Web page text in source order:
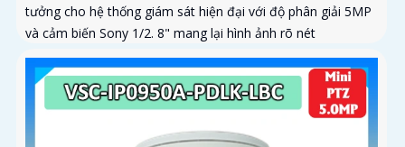
tưởng cho hệ thống giám sát hiện đại với độ phân giải 5MP
và cảm biến Sony 1/2. 8" mang lại hình ảnh rõ nét